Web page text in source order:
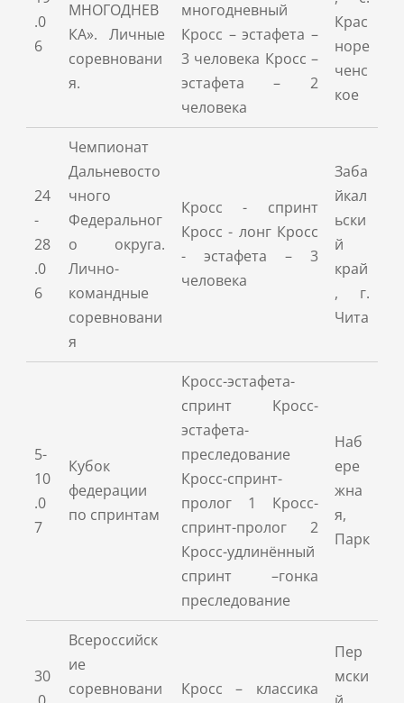
.0
6
МНОГОДНЕВ
КА». Личные
соревновани
я.
многодневный
Кросс – эстафета –
3 человека Кросс –
эстафета – 2
человека
Крас
норе
ченс
кое
24
-
28
.0
6
Чемпионат
Дальневосто
чного
Федеральног
о округа.
Лично-
командные
соревновани
я
Кросс - спринт
Кросс - лонг Кросс
- эстафета – 3
человека
Заба
йкал
ьски
й
край
, г.
Чита
5-
10
.0
7
Кубок
федерации
по спринтам
Кросс-эстафета-
спринт Кросс-
эстафета-
преследование
Кросс-спринт-
пролог 1 Кросс-
спринт-пролог 2
Кросс-удлинённый
спринт –гонка
преследование
Наб
ере
жна
я,
Парк
30
Всероссийск
ие
соревновани
Кросс – классика
Пер
мски